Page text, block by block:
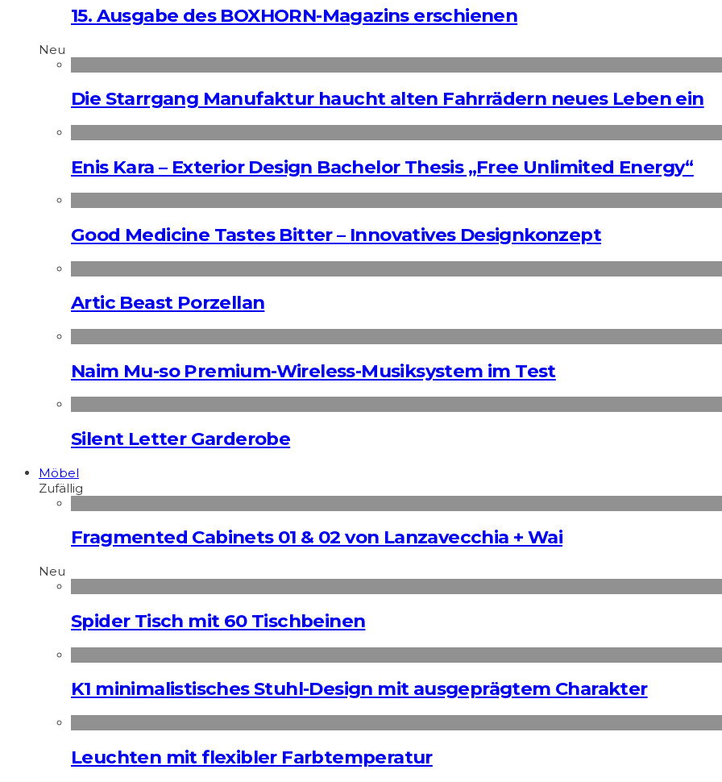
15. Ausgabe des BOXHORN-Magazins erschienen
Neu
Die Starrgang Manufaktur haucht alten Fahrrädern neues Leben ein
Enis Kara – Exterior Design Bachelor Thesis „Free Unlimited Energy“
Good Medicine Tastes Bitter – Innovatives Designkonzept
Artic Beast Porzellan
Naim Mu-so Premium-Wireless-Musiksystem im Test
Silent Letter Garderobe
Möbel
Zufällig
Fragmented Cabinets 01 & 02 von Lanzavecchia + Wai
Neu
Spider Tisch mit 60 Tischbeinen
K1 minimalistisches Stuhl-Design mit ausgeprägtem Charakter
Leuchten mit flexibler Farbtemperatur